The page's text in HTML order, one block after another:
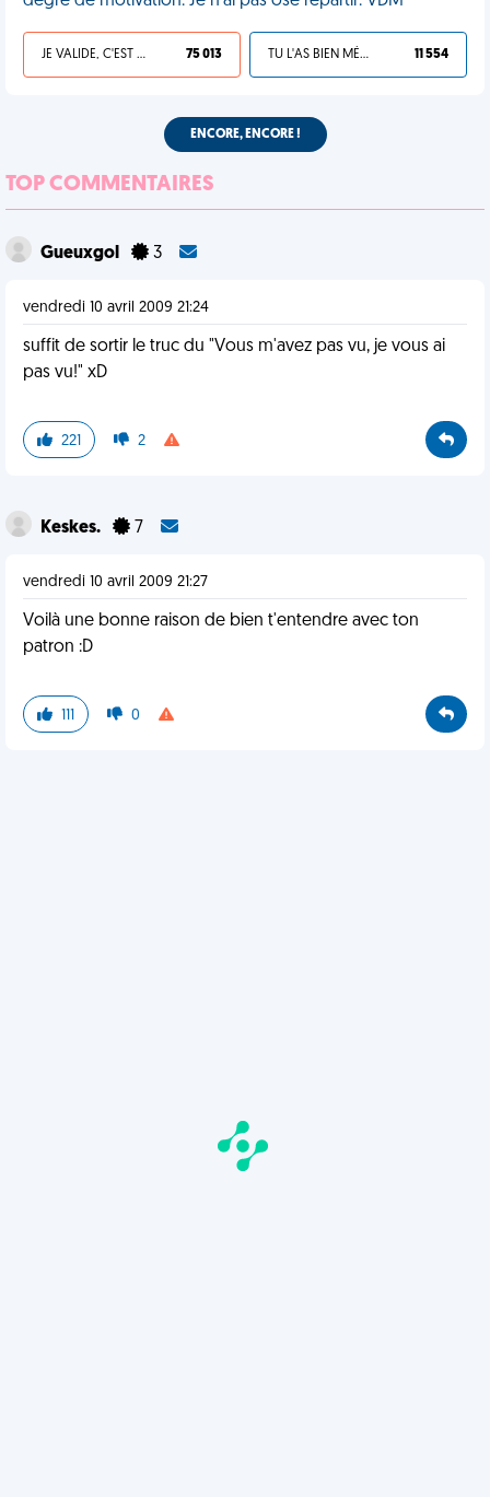
JE VALIDE, C'EST UNE VDM 75 013 TU L'AS BIEN MÉRITÉ 11 554
ENCORE, ENCORE !
TOP COMMENTAIRES
Gueuxgol 3
vendredi 10 avril 2009 21:24
suffit de sortir le truc du "Vous m'avez pas vu, je vous ai
pas vu!" xD
221 2
Keskes. 7
vendredi 10 avril 2009 21:27
Voilà une bonne raison de bien t'entendre avec ton
patron :D
111 0